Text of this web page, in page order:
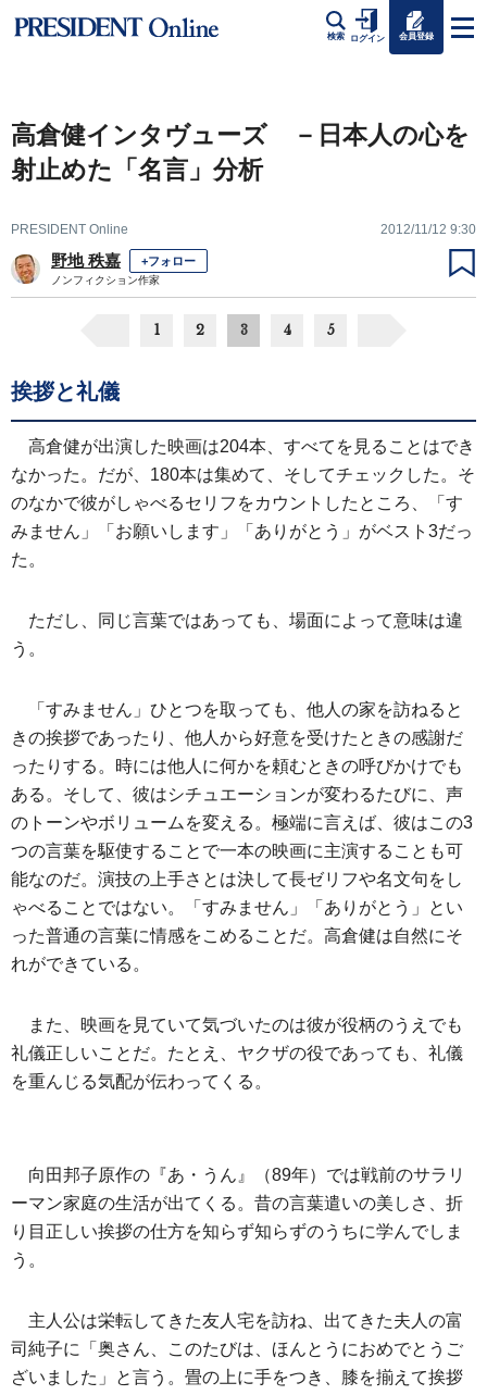
検索 ログイン 会員登録
高倉健インタヴューズ －日本人の心を
射止めた「名言」分析
PRESIDENT Online 2012/11/12 9:30
野地 秩嘉 +フォロー
ノンフィクション作家
1 2 3 4 5
挨拶と礼儀
高倉健が出演した映画は204本、すべてを見ることはでき
なかった。だが、180本は集めて、そしてチェックした。そ
のなかで彼がしゃべるセリフをカウントしたところ、「す
みません」「お願いします」「ありがとう」がベスト3だっ
た。
ただし、同じ言葉ではあっても、場面によって意味は違
う。
「すみません」ひとつを取っても、他人の家を訪ねると
きの挨拶であったり、他人から好意を受けたときの感謝だ
ったりする。時には他人に何かを頼むときの呼びかけでも
ある。そして、彼はシチュエーションが変わるたびに、声
のトーンやボリュームを変える。極端に言えば、彼はこの3
つの言葉を駆使することで一本の映画に主演することも可
能なのだ。演技の上手さとは決して長ゼリフや名文句をし
ゃべることではない。「すみません」「ありがとう」とい
った普通の言葉に情感をこめることだ。高倉健は自然にそ
れができている。
また、映画を見ていて気づいたのは彼が役柄のうえでも
礼儀正しいことだ。たとえ、ヤクザの役であっても、礼儀
を重んじる気配が伝わってくる。
向田邦子原作の『あ・うん』（89年）では戦前のサラリ
ーマン家庭の生活が出てくる。昔の言葉遣いの美しさ、折
り目正しい挨拶の仕方を知らず知らずのうちに学んでしま
う。
主人公は栄転してきた友人宅を訪ね、出てきた夫人の富
司純子に「奥さん、このたびは、ほんとうにおめでとうご
ざいました」と言う。畳の上に手をつき、膝を揃えて挨拶